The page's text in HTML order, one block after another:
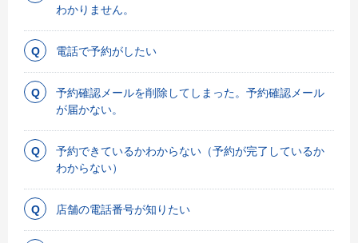
わかりません。
電話で予約がしたい
予約確認メールを削除してしまった。予約確認メール
が届かない。
予約できているかわからない（予約が完了しているか
わからない）
店舗の電話番号が知りたい